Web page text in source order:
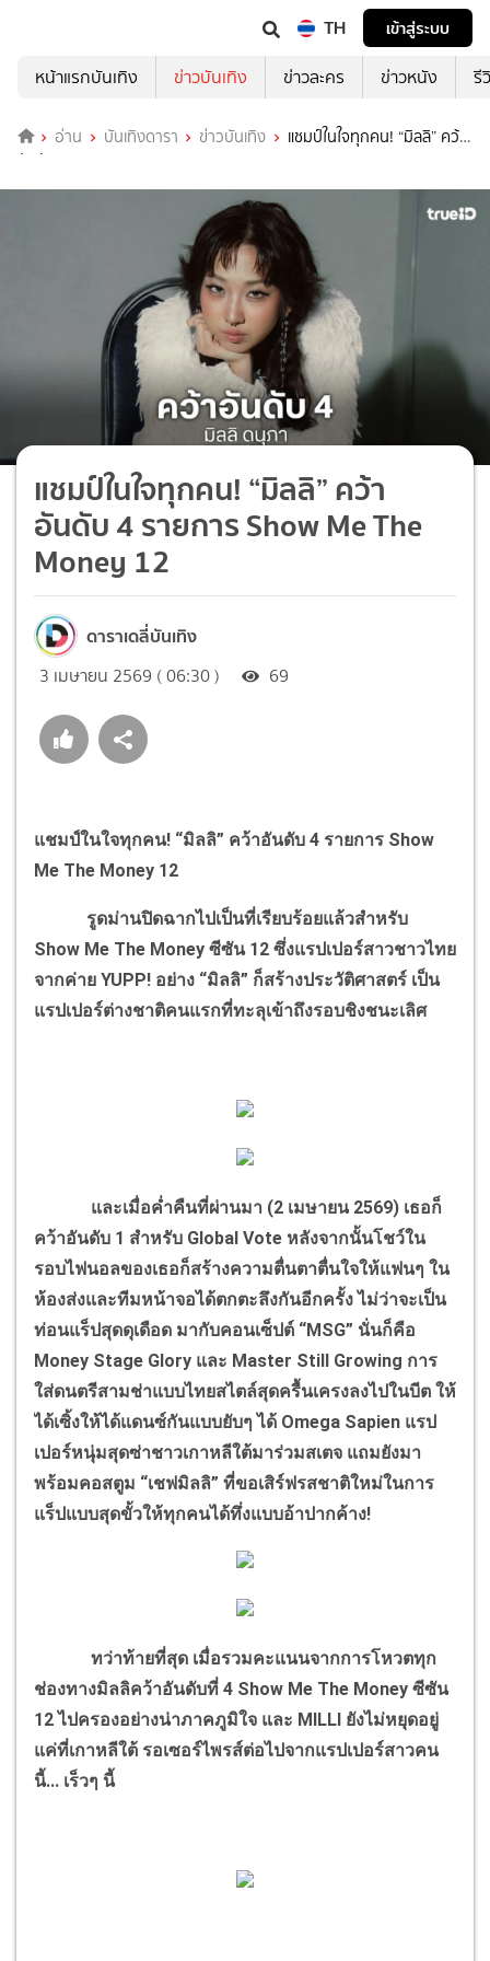
TH
เข้าสู่ระบบ
หน้าแรกบันเทิง
ข่าวบันเทิง ข่าวละคร ข่าวหนัง รี
อ่าน บันเทิงดารา ข่าวบันเทิง
แชมป์ในใจทุกคน! “มิลลิ” คว้า
อันดับ 4 รายการ Show Me The Money 12
แชมป์ในใจทุกคน! “มิลลิ” คว้า
อันดับ 4 รายการ Show Me The
Money 12
ดาราเดลี่บันเทิง
3 เมษายน 2569 ( 06:30 ) 69
แชมป์ในใจทุกคน! “มิลลิ” คว้าอันดับ 4 รายการ Show
Me The Money 12
รูดม่านปิดฉากไปเป็นที่เรียบร้อยแล้วสำหรับ
Show Me The Money ซีซัน 12 ซึ่งแรปเปอร์สาวชาวไทย
จากค่าย YUPP! อย่าง “มิลลิ” ก็สร้างประวัติศาสตร์ เป็น
แรปเปอร์ต่างชาติคนแรกที่ทะลุเข้าถึงรอบชิงชนะเลิศ
และเมื่อค่ำคืนที่ผ่านมา (2 เมษายน 2569) เธอก็
คว้าอันดับ 1 สำหรับ Global Vote หลังจากนั้นโชว์ใน
รอบไฟนอลของเธอก็สร้างความตื่นตาตื่นใจให้แฟนๆ ใน
ห้องส่งและทีมหน้าจอได้ตกตะลึงกันอีกครั้ง ไม่ว่าจะเป็น
ท่อนแร็ปสุดดุเดือด มากับคอนเซ็ปต์ “MSG” นั่นก็คือ
Money Stage Glory และ Master Still Growing การ
ใส่ดนตรีสามช่าแบบไทยสไตล์สุดครื้นเครงลงไปในบีต ให้
ได้เซิ้งให้ได้แดนซ์กันแบบยับๆ ได้ Omega Sapien แรป
เปอร์หนุ่มสุดซ่าชาวเกาหลีใต้มาร่วมสเตจ แถมยังมา
พร้อมคอสตูม “เชฟมิลลิ” ที่ขอเสิร์ฟรสชาติใหม่ในการ
แร็ปแบบสุดขั้วให้ทุกคนได้ทึ่งแบบอ้าปากค้าง!
ทว่าท้ายที่สุด เมื่อรวมคะแนนจากการโหวตทุก
ช่องทางมิลลิคว้าอันดับที่ 4 Show Me The Money ซีซัน
12 ไปครองอย่างน่าภาคภูมิใจ และ MILLI ยังไม่หยุดอยู่
แค่ที่เกาหลีใต้ รอเซอร์ไพรส์ต่อไปจากแรปเปอร์สาวคน
นี้... เร็วๆ นี้